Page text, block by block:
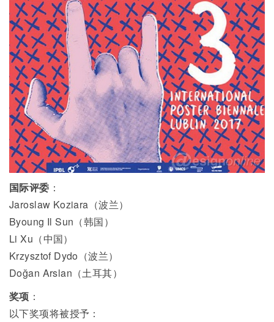
国际评委 ：
Jaroslaw Koziara（波兰）
Byoung Il Sun（韩国）
Li Xu（中国）
Krzysztof Dydo（波兰）
Doğan Arslan（土耳其）
奖项 ：
以下奖项将被授予：